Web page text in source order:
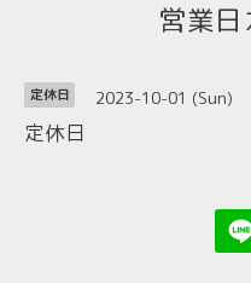
営業日
定休日 2023-10-01 (Sun)
定休日